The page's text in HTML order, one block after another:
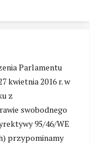
Parlamentu
kwietnia 2016 r. w
z
swobodnego
95/46/WE
przypominamy